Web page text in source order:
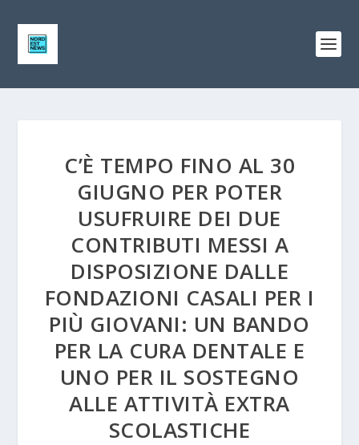
C’È TEMPO FINO AL 30
GIUGNO PER POTER
USUFRUIRE DEI DUE
CONTRIBUTI MESSI A
DISPOSIZIONE DALLE
FONDAZIONI CASALI PER I
PIÙ GIOVANI: UN BANDO
PER LA CURA DENTALE E
UNO PER IL SOSTEGNO
ALLE ATTIVITÀ EXTRA
SCOLASTICHE